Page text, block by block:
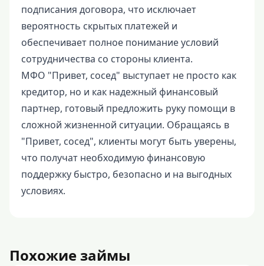
подписания договора, что исключает
вероятность скрытых платежей и
обеспечивает полное понимание условий
сотрудничества со стороны клиента.
МФО "Привет, сосед" выступает не просто как
кредитор, но и как надежный финансовый
партнер, готовый предложить руку помощи в
сложной жизненной ситуации. Обращаясь в
"Привет, сосед", клиенты могут быть уверены,
что получат необходимую финансовую
поддержку быстро, безопасно и на выгодных
условиях.
Похожие займы